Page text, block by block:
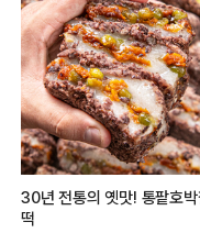
30년 전통의 옛맛! 통팥호
떡